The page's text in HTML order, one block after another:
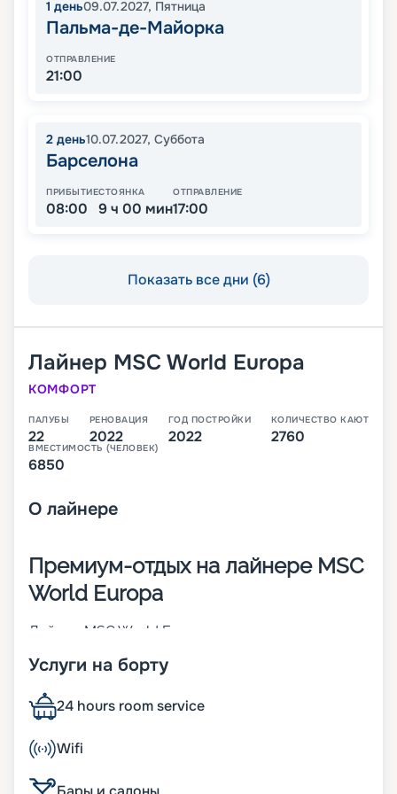
1 день09.07.2027, Пятница
Пальма-де-Майорка
ОТПРАВЛЕНИЕ
21:00
2 день10.07.2027, Суббота
Барселона
ПРИБЫТИЕ
08:00
СТОЯНКА
9 ч 00 мин
ОТПРАВЛЕНИЕ
17:00
Показать все дни (6)
Лайнер MSC World Europa
КОМФОРТ
ПАЛУБЫ
22
РЕНОВАЦИЯ
2022
ГОД ПОСТРОЙКИ
2022
КОЛИЧЕСТВО КАЮТ
2760
ВМЕСТИМОСТЬ (ЧЕЛОВЕК)
6850
О лайнере
Премиум-отдых на лайнере MSC
World Europa
Лайнер MSC World Europa – первое судно из
запланировала компания MSC Cruises. Оно было
создании использовались инновационные
разработки, которые направлены на
обеспечение комфорта пассажиров и
повышение показателей экологичности. В 2 760
Услуги на борту
24 hours room service
Wifi